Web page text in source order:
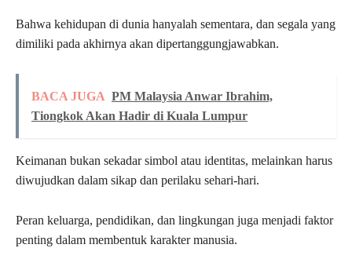
Bahwa kehidupan di dunia hanyalah sementara, dan segala yang
dimiliki pada akhirnya akan dipertanggungjawabkan.
BACA JUGA PM Malaysia Anwar Ibrahim,
Tiongkok Akan Hadir di Kuala Lumpur
Keimanan bukan sekadar simbol atau identitas, melainkan harus
diwujudkan dalam sikap dan perilaku sehari-hari.
Peran keluarga, pendidikan, dan lingkungan juga menjadi faktor
penting dalam membentuk karakter manusia.